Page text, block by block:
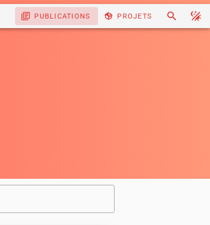
PUBLICATIONS PROJETS
WINDOWS APPRENTISSAGE APPLE